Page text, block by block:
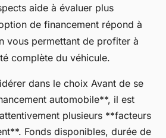
aide à évaluer plus
de financement répond à
vous permettant de profiter à
complète du véhicule.
dans le choix Avant de se
automobile**, il est
plusieurs **facteurs
Fonds disponibles, durée de